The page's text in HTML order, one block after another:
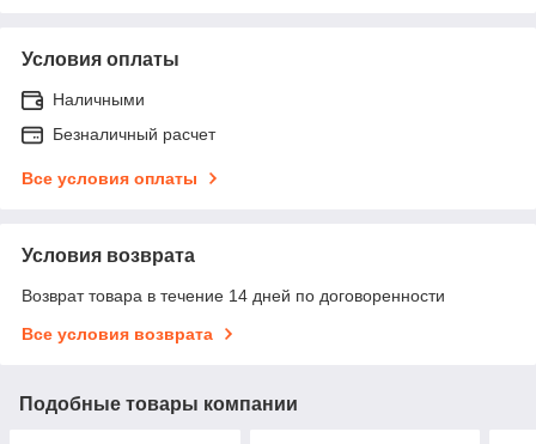
Условия оплаты
Наличными
Безналичный расчет
Все условия оплаты
Условия возврата
Возврат товара в течение 14 дней по договоренности
Все условия возврата
Подобные товары компании